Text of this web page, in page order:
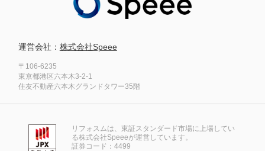
運営会社： 株式会社Speee
〒106-6235
東京都港区六本木3-2-1
住友不動産六本木グランドタワー35階
リフォスムは、東証スタンダード市場に上場してい
る株式会社Speeeが運営しています。
証券コード：4499